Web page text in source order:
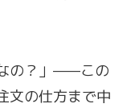
の？」——この
文の仕方まで中